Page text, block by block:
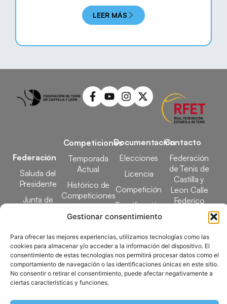
Gestionar consentimiento
Para ofrecer las mejores experiencias, utilizamos tecnologías como las
cookies para almacenar y/o acceder a la información del dispositivo. El
consentimiento de estas tecnologías nos permitirá procesar datos como el
comportamiento de navegación o las identificaciones únicas en este sitio.
No consentir o retirar el consentimiento, puede afectar negativamente a
ciertas características y funciones.
LEER MÁS
Federación
Saluda del
Presidente
Junta de
Elecciones
Clubes
Federados
Competiciones
Temporada
Actual
Histórico de
Competiciones
Designaciones
Arbitrales
Documentación
Elecciones
Licencia
Competición
Tecnificación
Docencia
Contacto
Federación
de Tenis de
Castilla y
Leon Calle
Federico
García Lorca,
Valladolid
983 24 94 26